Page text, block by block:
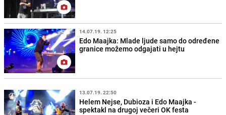
14.07.19. 12:25
Edo Maajka: Mlade ljude samo do određene
granice možemo odgajati u hejtu
13.07.19. 22:50
Helem Nejse, Dubioza i Edo Maajka -
spektakl na drugoj večeri OK festa